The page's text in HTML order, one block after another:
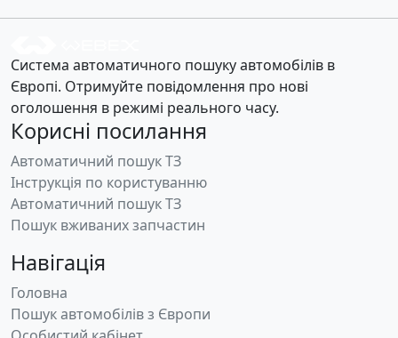
Система автоматичного пошуку автомобілів в
Європі. Отримуйте повідомлення про нові
оголошення в режимі реального часу.
Корисні посилання
Автоматичний пошук ТЗ
Інструкція по користуванню
Автоматичний пошук ТЗ
Пошук вживаних запчастин
Навігація
Головна
Пошук автомобілів з Європи